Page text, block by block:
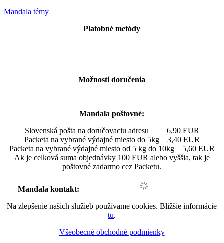
Mandala témy
Platobné metódy
Možnosti doručenia
Mandala poštovné:
Slovenská pošta na doručovaciu adresu 6,90 EUR
Packeta na vybrané výdajné miesto do 5kg 3,40 EUR
Packeta na vybrané výdajné miesto od 5 kg do 10kg 5,60 EUR
Ak je celková suma objednávky 100 EUR alebo vyššia, tak je
poštovné zadarmo cez Packetu.
Mandala kontakt:
Na zlepšenie našich služieb používame cookies. Bližšie informácie
tu.
Všeobecné obchodné podmienky